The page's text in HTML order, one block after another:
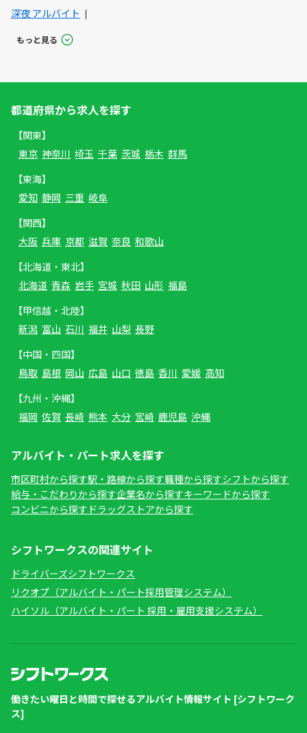
深夜 アルバイト
もっと見る
都道府県から求人を探す
【関東】
東京 神奈川 埼玉 千葉 茨城 栃木 群馬
【東海】
愛知 静岡 三重 岐阜
【関西】
大阪 兵庫 京都 滋賀 奈良 和歌山
【北海道・東北】
北海道 青森 岩手 宮城 秋田 山形 福島
【甲信越・北陸】
新潟 富山 石川 福井 山梨 長野
【中国・四国】
鳥取 島根 岡山 広島 山口 徳島 香川 愛媛 高知
【九州・沖縄】
福岡 佐賀 長崎 熊本 大分 宮崎 鹿児島 沖縄
アルバイト・パート求人を探す
市区町村から探す駅・路線から探す職種から探すシフトから探す
給与・こだわりから探す企業名から探すキーワードから探す
コンビニから探す ドラッグストアから探す
シフトワークスの関連サイト
ドライバーズシフトワークス
リクオプ（アルバイト・パート採用管理システム）
ハイソル（アルバイト・パート 採用・雇用支援システム）
働きたい曜日と時間で探せるアルバイト情報サイト [シフトワーク
ス]